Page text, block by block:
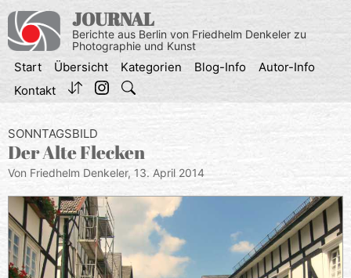
Inhalt
springen
JOURNAL
Berichte aus Berlin von Friedhelm Denkeler zu
Photographie und Kunst
Start Übersicht Kategorien Blog-Info
Autor-Info
Kontakt
SONNTAGSBILD
Der Alte Flecken
Von Friedhelm Denkeler, 13. April 2014